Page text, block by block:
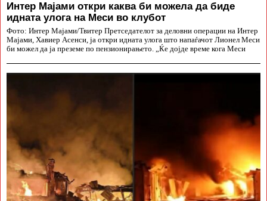
Интер Мајами откри каква би можела да биде
идната улога на Меси во клубот
Фото: Интер Мајами/Твитер Претседателот за деловни операции на Интер
Мајами, Хавиер Асенси, ја откри идната улога што напаѓачот Лионел Меси
би можел да ја преземе по пензионирањето. „Ќе дојде време кога Меси